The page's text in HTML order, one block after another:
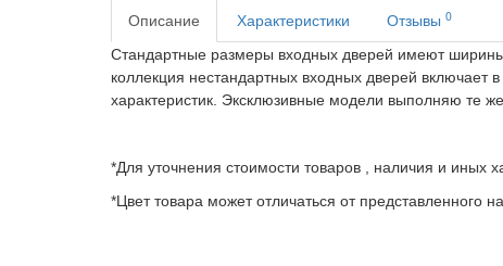
Описание
Характеристики Отзывы 0
Стандартные размеры входных дверей имеют
коллекция нестандартных входных дверей включает
характеристик. Эксклюзивные модели выполняю те
*Для уточнения стоимости товаров , наличия и иных
*Цвет товара может отличаться от представленного